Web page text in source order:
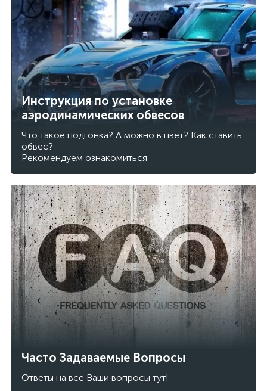
Инструкция по установке
аэродинамических обвесов
Что такое подгонка? А можно в цвет? Как ставить
обвес?
Рекомендуем ознакомиться
Часто Задаваемые Вопросы
Ответы на все Ваши вопросы тут!